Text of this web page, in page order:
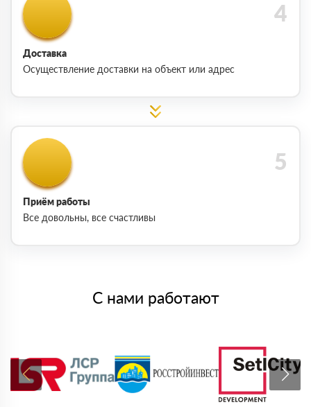
Доставка
Осуществление доставки на объект или адрес
Приём работы
Все довольны, все счастливы
С нами работают